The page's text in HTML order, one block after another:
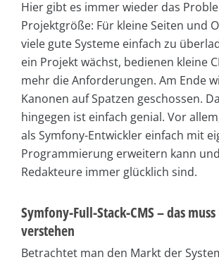
Hier gibt es immer wieder das
Projektgröße: Für kleine Seiten und
viele gute Systeme einfach zu
ein Projekt wächst, bedienen kleine
mehr die Anforderungen. Am Ende
Kanonen auf Spatzen geschossen.
hingegen ist einfach genial. Vor
als Symfony-Entwickler einfach mit
Programmierung erweitern kann
Redakteure immer glücklich sind.
Symfony-Full-Stack-CMS – das
verstehen
Betrachtet man den Markt der